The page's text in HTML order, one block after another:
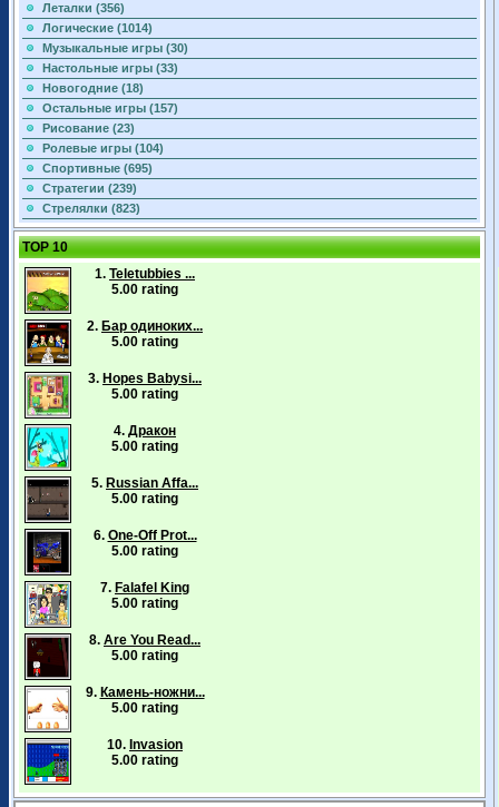
Леталки (356)
Логические (1014)
Музыкальные игры (30)
Настольные игры (33)
Новогодние (18)
Остальные игры (157)
Рисование (23)
Ролевые игры (104)
Спортивные (695)
Стратегии (239)
Стрелялки (823)
TOP 10
1. Teletubbies ...
5.00 rating
2. Бар одиноких...
5.00 rating
3. Hopes Babysi...
5.00 rating
4. Дракон
5.00 rating
5. Russian Affa...
5.00 rating
6. One-Off Prot...
5.00 rating
7. Falafel King
5.00 rating
8. Are You Read...
5.00 rating
9. Камень-ножни...
5.00 rating
10. Invasion
5.00 rating